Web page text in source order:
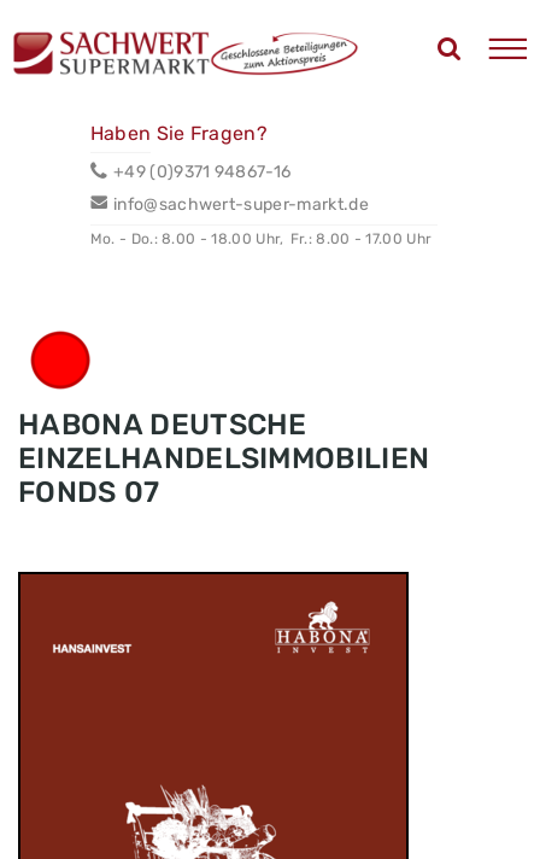
Haben Sie Fragen?
+49 (0)9371 94867-16
info@sachwert-super-markt.de
Mo. - Do.: 8.00 - 18.00 Uhr, Fr.: 8.00 - 17.00 Uhr
HABONA DEUTSCHE
EINZELHANDELSIMMOBILIEN
FONDS 07